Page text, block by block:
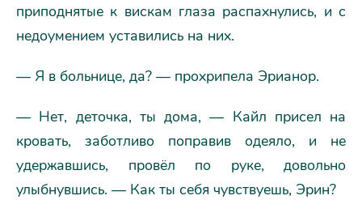
приподнятые к вискам глаза распахнулись, и с
недоумением уставились на них.
— Я в больнице, да? — прохрипела Эрианор.
— Нет, деточка, ты дома, — Кайл присел на
кровать, заботливо поправив одеяло, и не
удержавшись, провёл по руке, довольно
улыбнувшись. — Как ты себя чувствуешь, Эрин?